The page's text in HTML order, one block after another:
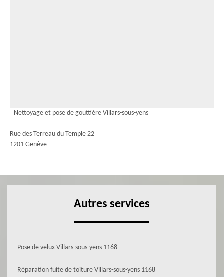
Nettoyage et pose de gouttière Villars-sous-yens
Rue des Terreau du Temple 22
1201 Genève
Autres services
Pose de velux Villars-sous-yens 1168
Réparation fuite de toiture Villars-sous-yens 1168